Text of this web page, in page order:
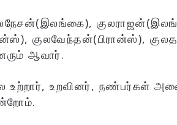
குலவேந்தன்(பிரான்ஸ்),
ஆவார்.
உற்றார், உறவினர், நண்பர்கள்